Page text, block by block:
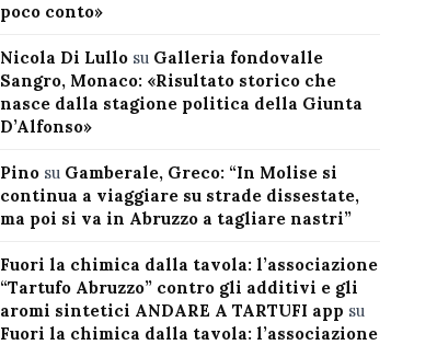
poco conto»
Nicola Di Lullosu Galleria fondovalle
Sangro, Monaco: «Risultato storico che
nasce dalla stagione politica della Giunta
D’Alfonso»
Pinosu Gamberale, Greco: “In Molise si
continua a viaggiare su strade dissestate,
ma poi si va in Abruzzo a tagliare nastri”
Fuori la chimica dalla tavola: l’associazione
“Tartufo Abruzzo” contro gli additivi e gli
aromi sintetici ANDARE A TARTUFI app su
Fuori la chimica dalla tavola: l’associazione